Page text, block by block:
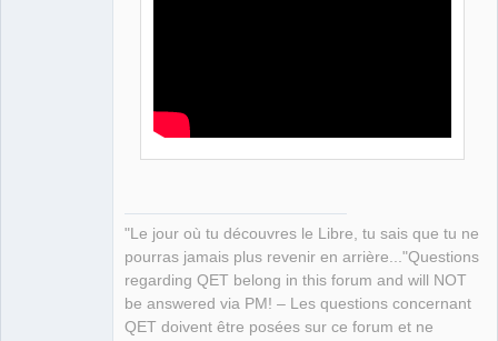
"Le jour où tu découvres le Libre, tu sais que tu ne
pourras jamais plus revenir en arrière..."Questions
regarding QET belong in this forum and will NOT
be answered via PM! – Les questions concernant
QET doivent être posées sur ce forum et ne